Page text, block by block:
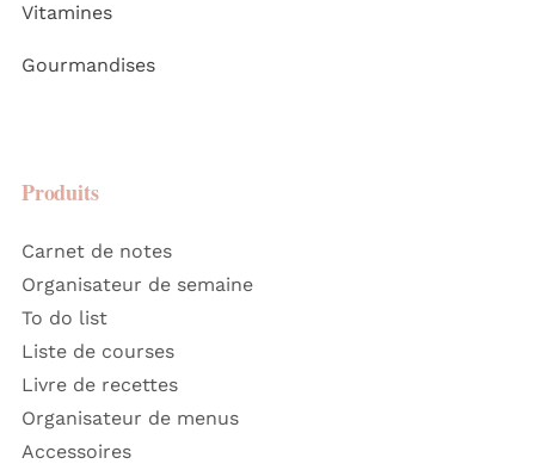
Vitamines
Gourmandises
Produits
Carnet de notes
Organisateur de semaine
To do list
Liste de courses
Livre de recettes
Organisateur de menus
Accessoires